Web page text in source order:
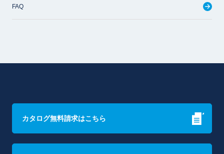
FAQ
カタログ無料請求はこちら